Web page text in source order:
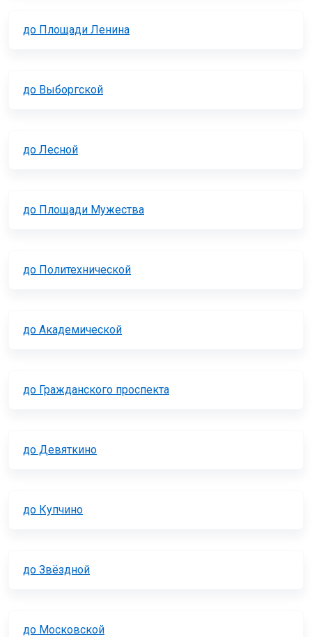
до Площади Ленина
до Выборгской
до Лесной
до Площади Мужества
до Политехнической
до Академической
до Гражданского проспекта
до Девяткино
до Купчино
до Звёздной
до Московской